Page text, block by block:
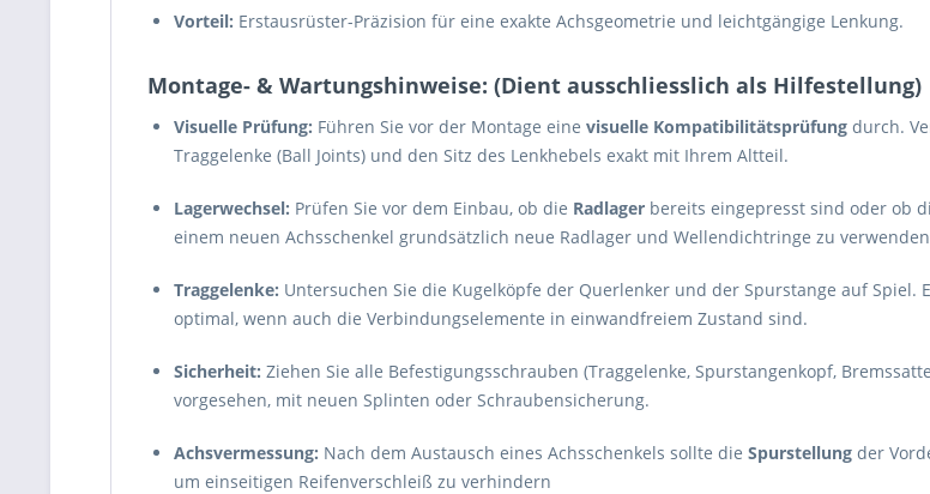
Vorteil: Erstausrüster-Präzision für eine exakte Achsgeometrie und leichtgängige Lenkung.
Montage- & Wartungshinweise: (Dient ausschliesslich als Hilfestellung)
Visuelle Prüfung: Führen Sie vor der Montage eine visuelle Kompatibilitätsprüfung durch.
Traggelenke (Ball Joints) und den Sitz des Lenkhebels exakt mit Ihrem Altteil.
Lagerwechsel: Prüfen Sie vor dem Einbau, ob die Radlager bereits eingepresst sind oder ob
einem neuen Achsschenkel grundsätzlich neue Radlager und Wellendichtringe zu
Traggelenke: Untersuchen Sie die Kugelköpfe der Querlenker und der Spurstange auf
optimal, wenn auch die Verbindungselemente in einwandfreiem Zustand sind.
Sicherheit: Ziehen Sie alle Befestigungsschrauben (Traggelenke, Spurstangenkopf,
vorgesehen, mit neuen Splinten oder Schraubensicherung.
Achsvermessung: Nach dem Austausch eines Achsschenkels sollte die Spurstellung der
um einseitigen Reifenverschleiß zu verhindern